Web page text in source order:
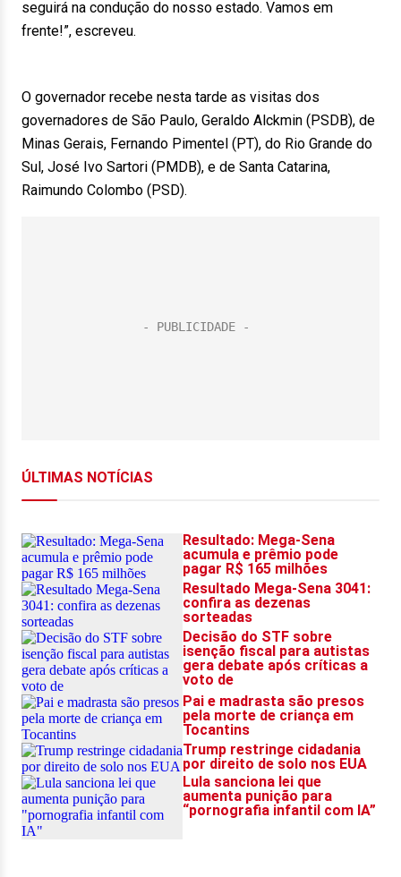
seguirá na condução do nosso estado. Vamos em
frente!”, escreveu.
O governador recebe nesta tarde as visitas dos
governadores de São Paulo, Geraldo Alckmin (PSDB), de
Minas Gerais, Fernando Pimentel (PT), do Rio Grande do
Sul, José Ivo Sartori (PMDB), e de Santa Catarina,
Raimundo Colombo (PSD).